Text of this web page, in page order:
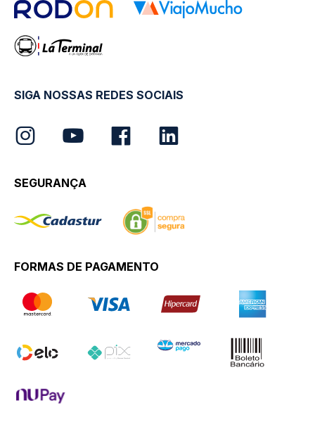
SIGA NOSSAS REDES SOCIAIS
SEGURANÇA
FORMAS DE PAGAMENTO